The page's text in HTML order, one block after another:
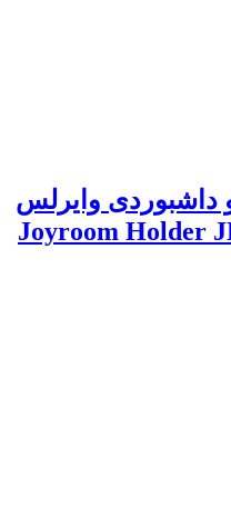
داشبوردی وایرلس